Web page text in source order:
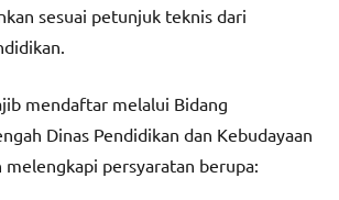
sesuai petunjuk teknis dari
mendaftar melalui Bidang
Dinas Pendidikan dan Kebudayaan
melengkapi persyaratan berupa: